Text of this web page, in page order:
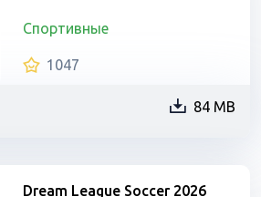
Спортивные
1047
84 MB
Dream League Soccer 2026